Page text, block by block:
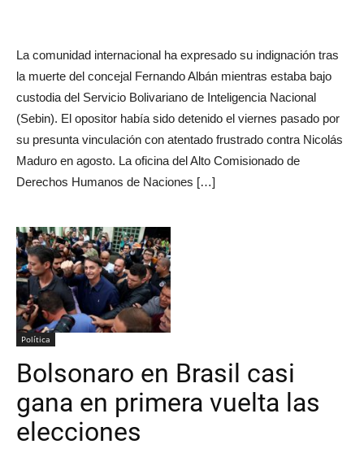
La comunidad internacional ha expresado su indignación tras
la muerte del concejal Fernando Albán mientras estaba bajo
custodia del Servicio Bolivariano de Inteligencia Nacional
(Sebin). El opositor había sido detenido el viernes pasado por
su presunta vinculación con atentado frustrado contra Nicolás
Maduro en agosto. La oficina del Alto Comisionado de
Derechos Humanos de Naciones […]
Política
Bolsonaro en Brasil casi
gana en primera vuelta las
elecciones